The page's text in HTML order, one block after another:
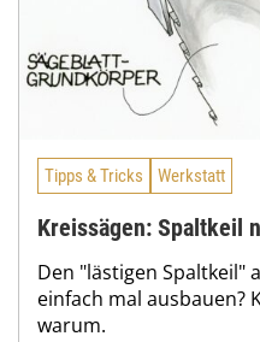
Tipps & Tricks Werkstatt
Kreissägen: Spaltkeil
Den "lästigen Spaltkeil"
einfach mal ausbauen?
warum.